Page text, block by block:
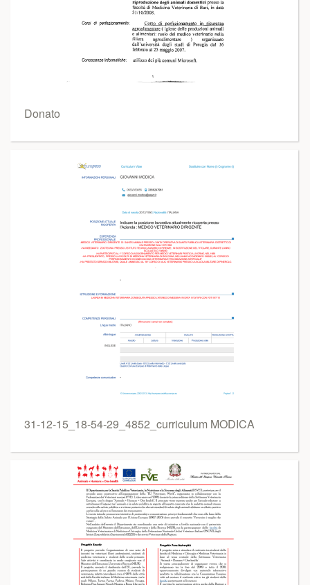
Donato
31-12-15_18-54-29_4852_curriculum MODICA